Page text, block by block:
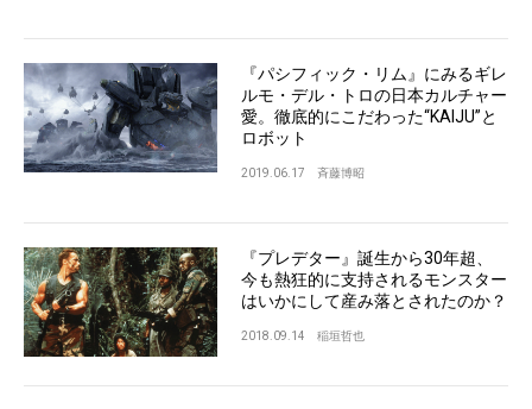
『パシフィック・リム』にみるギレ
ルモ・デル・トロの日本カルチャー
愛。徹底的にこだわった“KAIJU”と
ロボット
2019.06.17 斉藤博昭
『プレデター』誕生から30年超、
今も熱狂的に支持されるモンスター
はいかにして産み落とされたのか？
2018.09.14 稲垣哲也